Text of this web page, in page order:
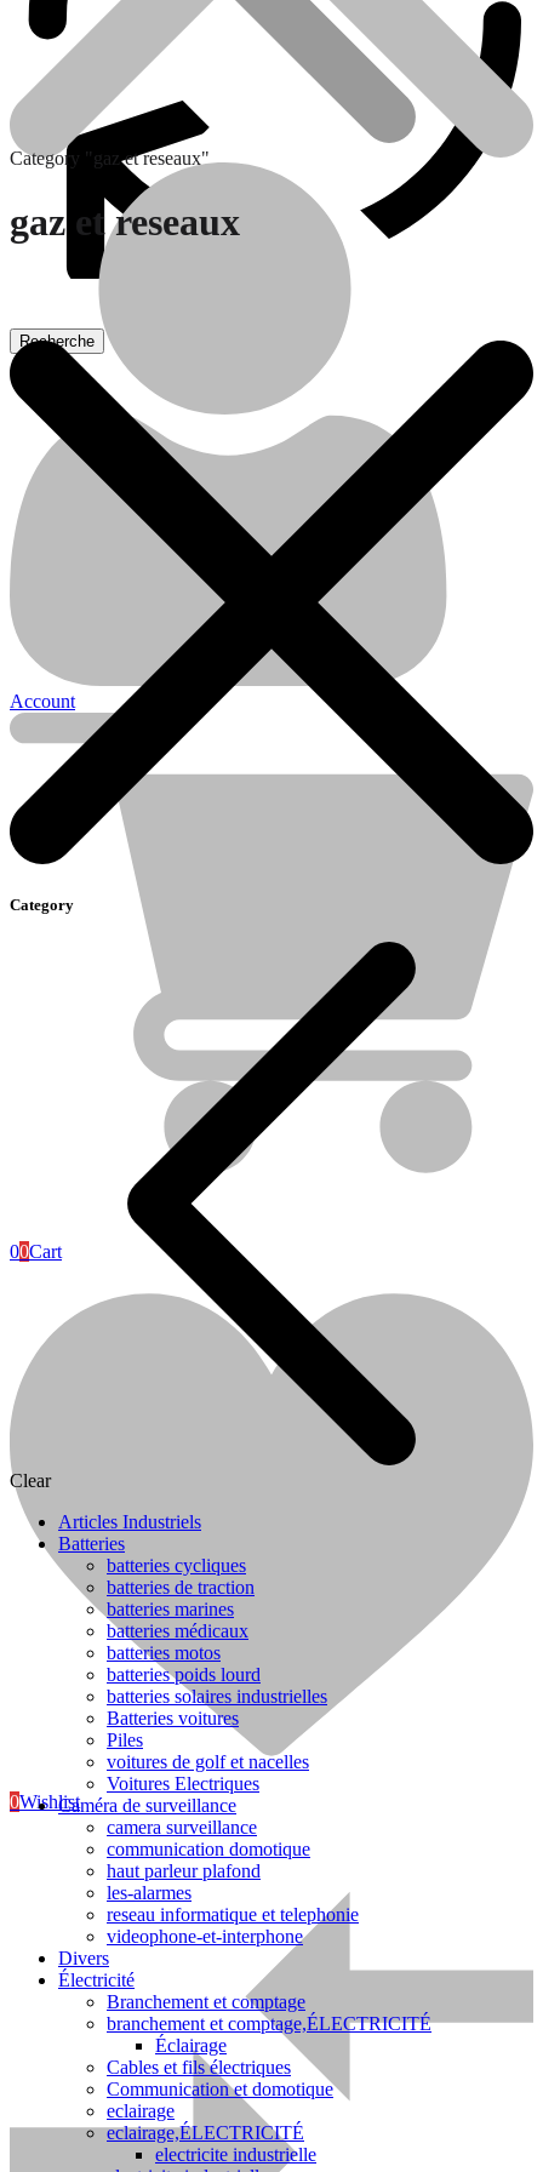
Batteries
Électricité
Sanitaire
Traitement de l’eau
Cuisine
Account
00Cart
0Wishlist
Category "gaz et reseaux"
gaz et reseaux
Category
Clear
Articles Industriels
Batteries
batteries cycliques
batteries de traction
batteries marines
batteries médicaux
batteries motos
batteries poids lourd
batteries solaires industrielles
Batteries voitures
Piles
voitures de golf et nacelles
Voitures Electriques
Caméra de surveillance
camera surveillance
communication domotique
haut parleur plafond
les-alarmes
reseau informatique et telephonie
videophone-et-interphone
Divers
Électricité
Branchement et comptage
branchement et comptage,ÉLECTRICITÉ
Éclairage
Cables et fils électriques
Communication et domotique
eclairage
eclairage,ÉLECTRICITÉ
electricite industrielle